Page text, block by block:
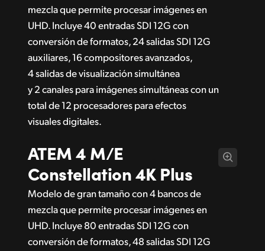
mezcla que permite procesar imágenes en
UHD. Incluye 40 entradas SDI 12G con
conversión de formatos, 24 salidas SDI 12G
auxiliares, 16 compositores avanzados,
4 salidas de visualización simultánea
y 2 canales para imágenes simultáneas con un
total de 12 procesadores para efectos
visuales digitales.
ATEM 4 M/E
Constellation 4K Plus
Modelo de gran tamaño con 4 bancos de
mezcla que permite procesar imágenes en
UHD. Incluye 80 entradas SDI 12G con
conversión de formatos, 48 salidas SDI 12G